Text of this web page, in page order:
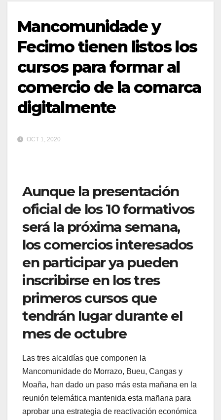
Mancomunidade y
Fecimo tienen listos los
cursos para formar al
comercio de la comarca
digitalmente
OCT 1, 2020
Aunque la presentación
oficial de los 10 formativos
será la próxima semana,
los comercios interesados
en participar ya pueden
inscribirse en los tres
primeros cursos que
tendrán lugar durante el
mes de octubre
Las tres alcaldías que componen la
Mancomunidade do Morrazo, Bueu, Cangas y
Moaña, han dado un paso más esta mañana en la
reunión telemática mantenida esta mañana para
aprobar una estrategia de reactivación económica